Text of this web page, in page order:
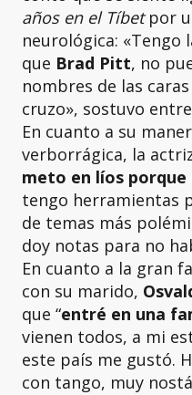
años en el Tíbetpor
neurológica: «Tengo
que Brad Pitt, no
nombres de las
cruzo», sostuvo
En cuanto a su
verborrágica, la
meto en líos porque
tengo herramientas
de temas más
doy notas para no
En cuanto a la gran
con su marido,
que “entré en una
vienen todos, a mi
este país me gustó.
con tango, muy